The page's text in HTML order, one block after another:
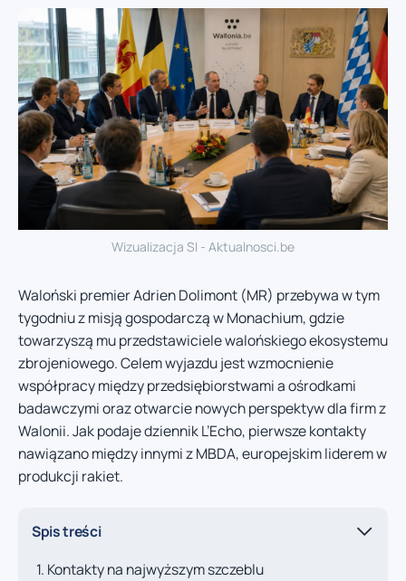
Wizualizacja SI - Aktualnosci.be
Waloński premier Adrien Dolimont (MR) przebywa w tym
tygodniu z misją gospodarczą w Monachium, gdzie
towarzyszą mu przedstawiciele walońskiego ekosystemu
zbrojeniowego. Celem wyjazdu jest wzmocnienie
współpracy między przedsiębiorstwami a ośrodkami
badawczymi oraz otwarcie nowych perspektyw dla firm z
Walonii. Jak podaje dziennik L’Echo, pierwsze kontakty
nawiązano między innymi z MBDA, europejskim liderem w
produkcji rakiet.
Spis treści
Kontakty na najwyższym szczeblu